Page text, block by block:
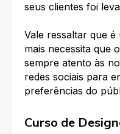
seus clientes foi
Vale ressaltar que
mais necessita que
sempre atento às
redes sociais para
preferências do
Curso de